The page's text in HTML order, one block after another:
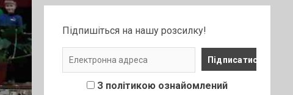
Підпишіться на нашу розсилку!
З політикою ознайомлений